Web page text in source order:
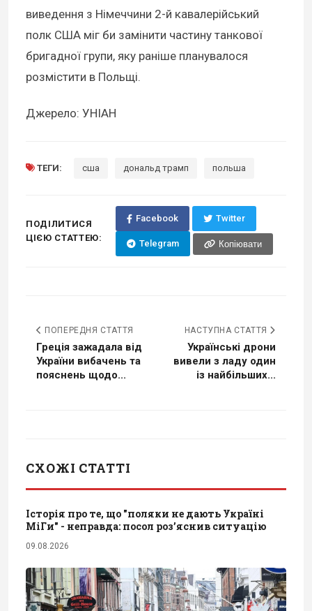
виведення з Німеччини 2-й кавалерійський
полк США міг би замінити частину танкової
бригадної групи, яку раніше планувалося
розмістити в Польщі.
Джерело: УНІАН
ТЕГИ: сша дональд трамп польша
ПОДІЛИТИСЯ
ЦІЄЮ СТАТТЕЮ:
Facebook Twitter
Telegram Копіювати
ПОПЕРЕДНЯ СТАТТЯ
Греція зажадала від
України вибачень та
пояснень щодо...
НАСТУПНА СТАТТЯ
Українські дрони
вивели з ладу один
із найбільших...
СХОЖІ СТАТТІ
Історія про те, що "поляки не дають Україні
МіГи" - неправда: посол роз’яснив ситуацію
09.08.2026